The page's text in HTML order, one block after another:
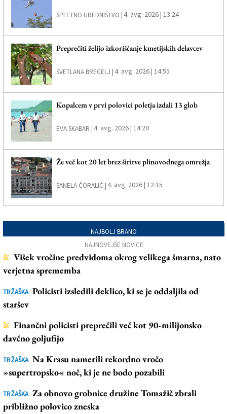
SPLETNO UREDNIŠTVO |4. avg. 2026 | 13:24
Preprečiti želijo izkoriščanje kmetijskih delavcev
SVETLANA BRECELJ |4. avg. 2026 | 14:55
Kopalcem v prvi polovici poletja izdali 13 glob
EVA SKABAR |4. avg. 2026 | 14:20
Že več kot 20 let brez širitve plinovodnega omrežja
SANELA ČORALIČ |4. avg. 2026 | 12:15
NAJBOLJ BRANO
NAJNOVEJŠE NOVICE
ŠE Višek vročine predvidoma okrog velikega šmarna, nato
verjetna sprememba
TRŽAŠKA Policisti izsledili deklico, ki se je oddaljila od
staršev
ŠE Finančni policisti preprečili več kot 90-milijonsko
davčno goljufijo
TRŽAŠKA Na Krasu namerili rekordno vročo
»supertropsko« noč, ki je ne bodo pozabili
TRŽAŠKA Za obnovo grobnice družine Tomažič zbrali
približno polovico zneska